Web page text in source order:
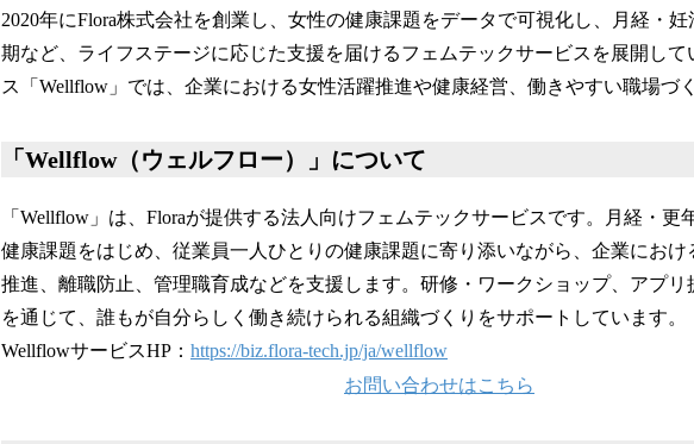
2020年にFlora株式会社を創業し、女性の健康課題をデータで可視化し、月経・
期など、ライフステージに応じた支援を届けるフェムテックサービスを展開し
ス「Wellflow」では、企業における女性活躍推進や健康経営、働きやすい職場づ
「Wellflow（ウェルフロー）」について
「Wellflow」は、Floraが提供する法人向けフェムテックサービスです。月経・更
健康課題をはじめ、従業員一人ひとりの健康課題に寄り添いながら、企業におけ
推進、離職防止、管理職育成などを支援します。研修・ワークショップ、アプ
を通じて、誰もが自分らしく働き続けられる組織づくりをサポートしています。
WellflowサービスHP： https://biz.flora-tech.jp/ja/wellflow
お問い合わせはこちら